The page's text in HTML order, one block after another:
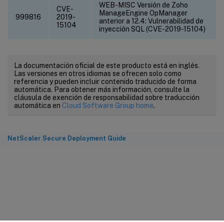
999816
CVE-
2019-
15104
WEB-MISC Versión de Zoho
ManageEngine OpManager
anterior a 12.4: Vulnerabilidad de
inyección SQL (CVE-2019-15104)
La documentación oficial de este producto está en inglés.
Las versiones en otros idiomas se ofrecen solo como
referencia y pueden incluir contenido traducido de forma
automática. Para obtener más información, consulte la
cláusula de exención de responsabilidad sobre traducción
automática en Cloud Software Group home.
NetScaler Secure Deployment Guide